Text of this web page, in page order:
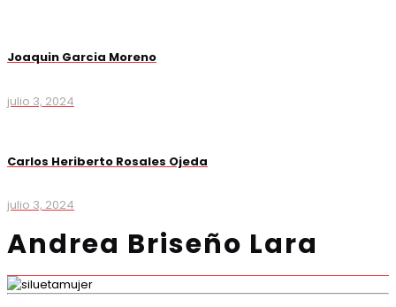
Joaquin Garcia Moreno
julio 3, 2024
Carlos Heriberto Rosales Ojeda
julio 3, 2024
Andrea Briseño Lara